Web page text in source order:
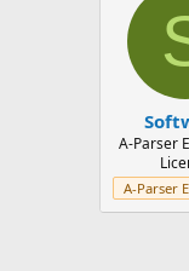
A-Parser
A-Parser